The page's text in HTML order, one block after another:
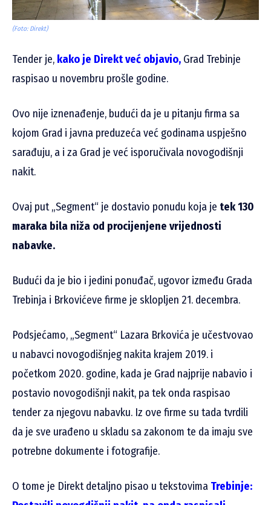
(Foto: Direkt)
Tender je, kako je Direkt već objavio, Grad Trebinje
raspisao u novembru prošle godine.
Ovo nije iznenađenje, budući da je u pitanju firma sa
kojom Grad i javna preduzeća već godinama uspješno
sarađuju, a i za Grad je već isporučivala novogodišnji
nakit.
Ovaj put „Segment“ je dostavio ponudu koja je tek 130
maraka bila niža od procijenjene vrijednosti
nabavke.
Budući da je bio i jedini ponuđač, ugovor između Grada
Trebinja i Brkovićeve firme je sklopljen 21. decembra.
Podsjećamo, „Segment“ Lazara Brkovića je učestvovao
u nabavci novogodišnjeg nakita krajem 2019. i
početkom 2020. godine, kada je Grad najprije nabavio i
postavio novogodišnji nakit, pa tek onda raspisao
tender za njegovu nabavku. Iz ove firme su tada tvrdili
da je sve urađeno u skladu sa zakonom te da imaju sve
potrebne dokumente i fotografije.
O tome je Direkt detaljno pisao u tekstovima Trebinje: